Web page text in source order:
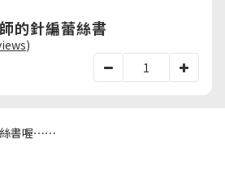
的針編蕾絲書
)
絲書喔⋯⋯